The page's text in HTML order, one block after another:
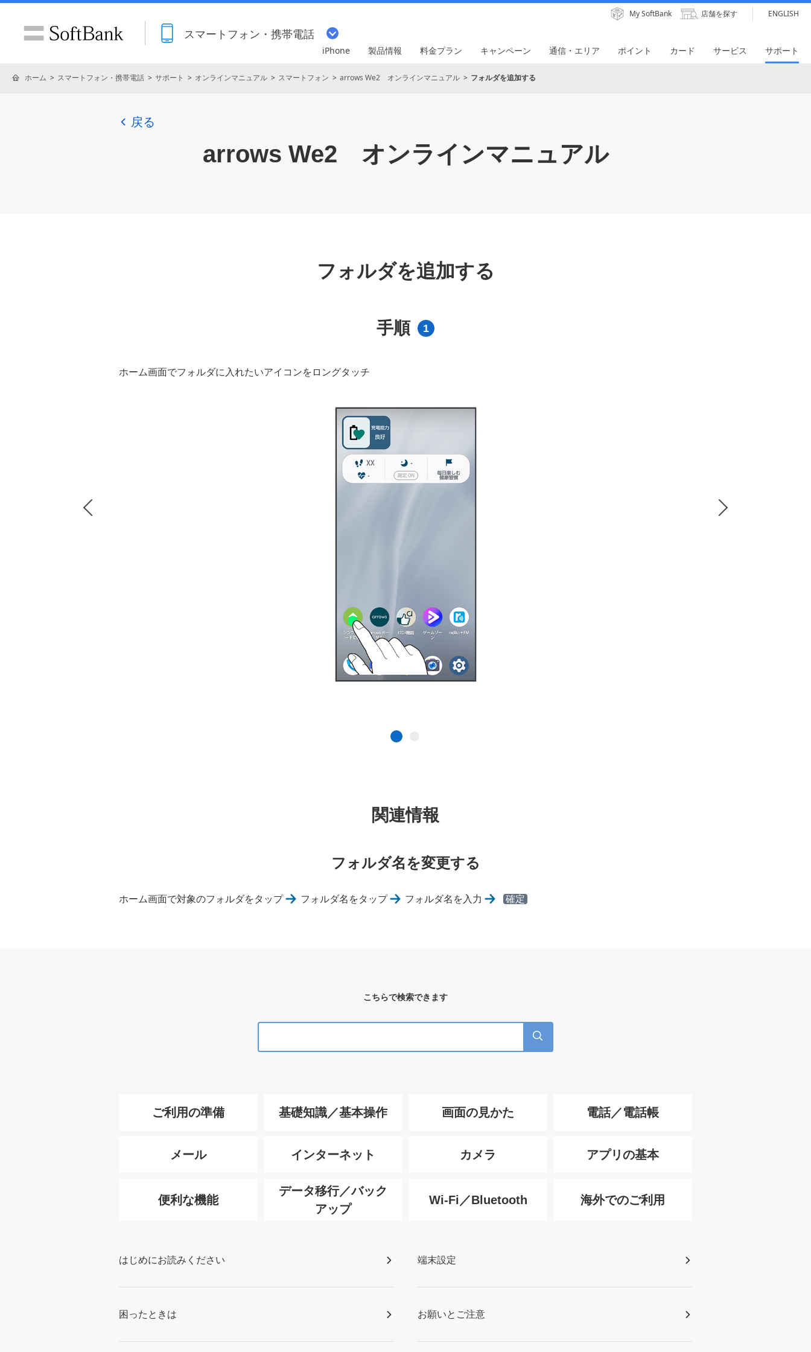
スマートフォン・携帯電話
My SoftBank 店舗を探す ENGLISH
iPhone 製品情報 料金プラン キャンペーン 通信・エリア ポイント カード サービス サポート
ホーム スマートフォン・携帯電話 サポート オンラインマニュアル スマートフォン arrows We2 オンラインマニュアル フォルダを追加する
戻る
arrows We2 オンラインマニュアル
フォルダを追加する
手順 1
ホーム画面でフォルダに入れたいアイコンをロングタッチ
関連情報
フォルダ名を変更する
ホーム画面で対象のフォルダをタップ フォルダ名をタップ フォルダ名を入力 確定
こちらで検索できます
ご利用の準備 基礎知識／基本操作 画面の見かた 電話／電話帳
メール インターネット カメラ アプリの基本
便利な機能
データ移行／バック
アップ
Wi-Fi／Bluetooth 海外でのご利用
はじめにお読みください 端末設定
困ったときは お願いとご注意